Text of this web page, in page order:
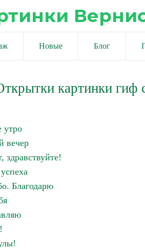
Новые Блог
картинки гиф
утро
вечер
здравствуйте!
Благодарю